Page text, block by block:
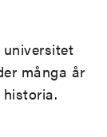
många år